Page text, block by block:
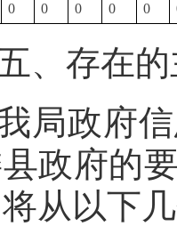
0 0 0 0 0
、存在
局政府
政府的
从以下